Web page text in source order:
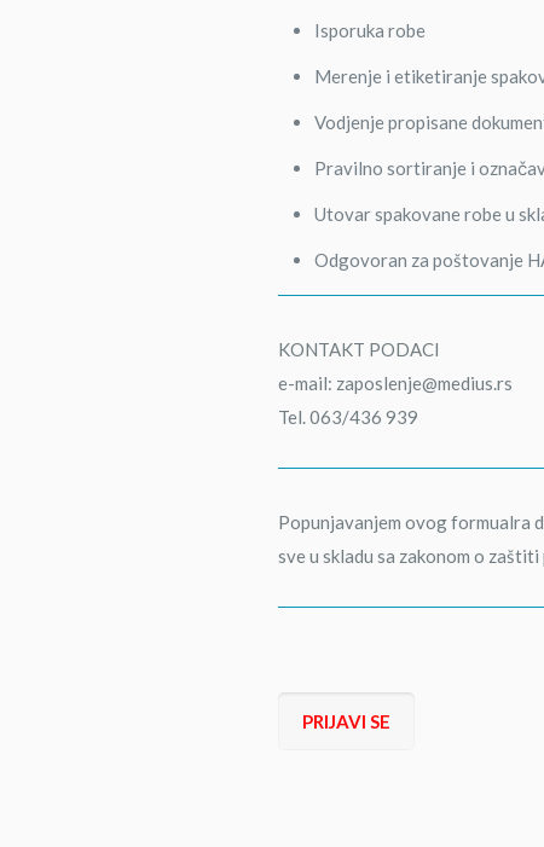
Isporuka robe
Merenje i etiketiranje
Vodjenje propisane
Pravilno sortiranje i
Utovar spakovane robe u
Odgovoran za poštovanje
KONTAKT PODACI
e-mail: zaposlenje@medius.rs
Tel. 063/436 939
Popunjavanjem ovog formualra
sve u skladu sa zakonom o
PRIJAVI SE